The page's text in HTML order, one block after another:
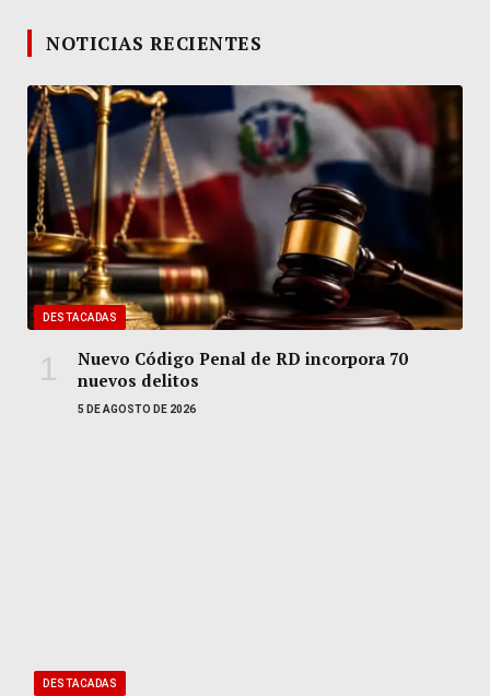
NOTICIAS RECIENTES
DESTACADAS
Nuevo Código Penal de RD incorpora 70
nuevos delitos
5 DE AGOSTO DE 2026
DESTACADAS